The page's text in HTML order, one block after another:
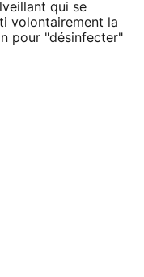
qui se
volontairement la
pour "désinfecter"